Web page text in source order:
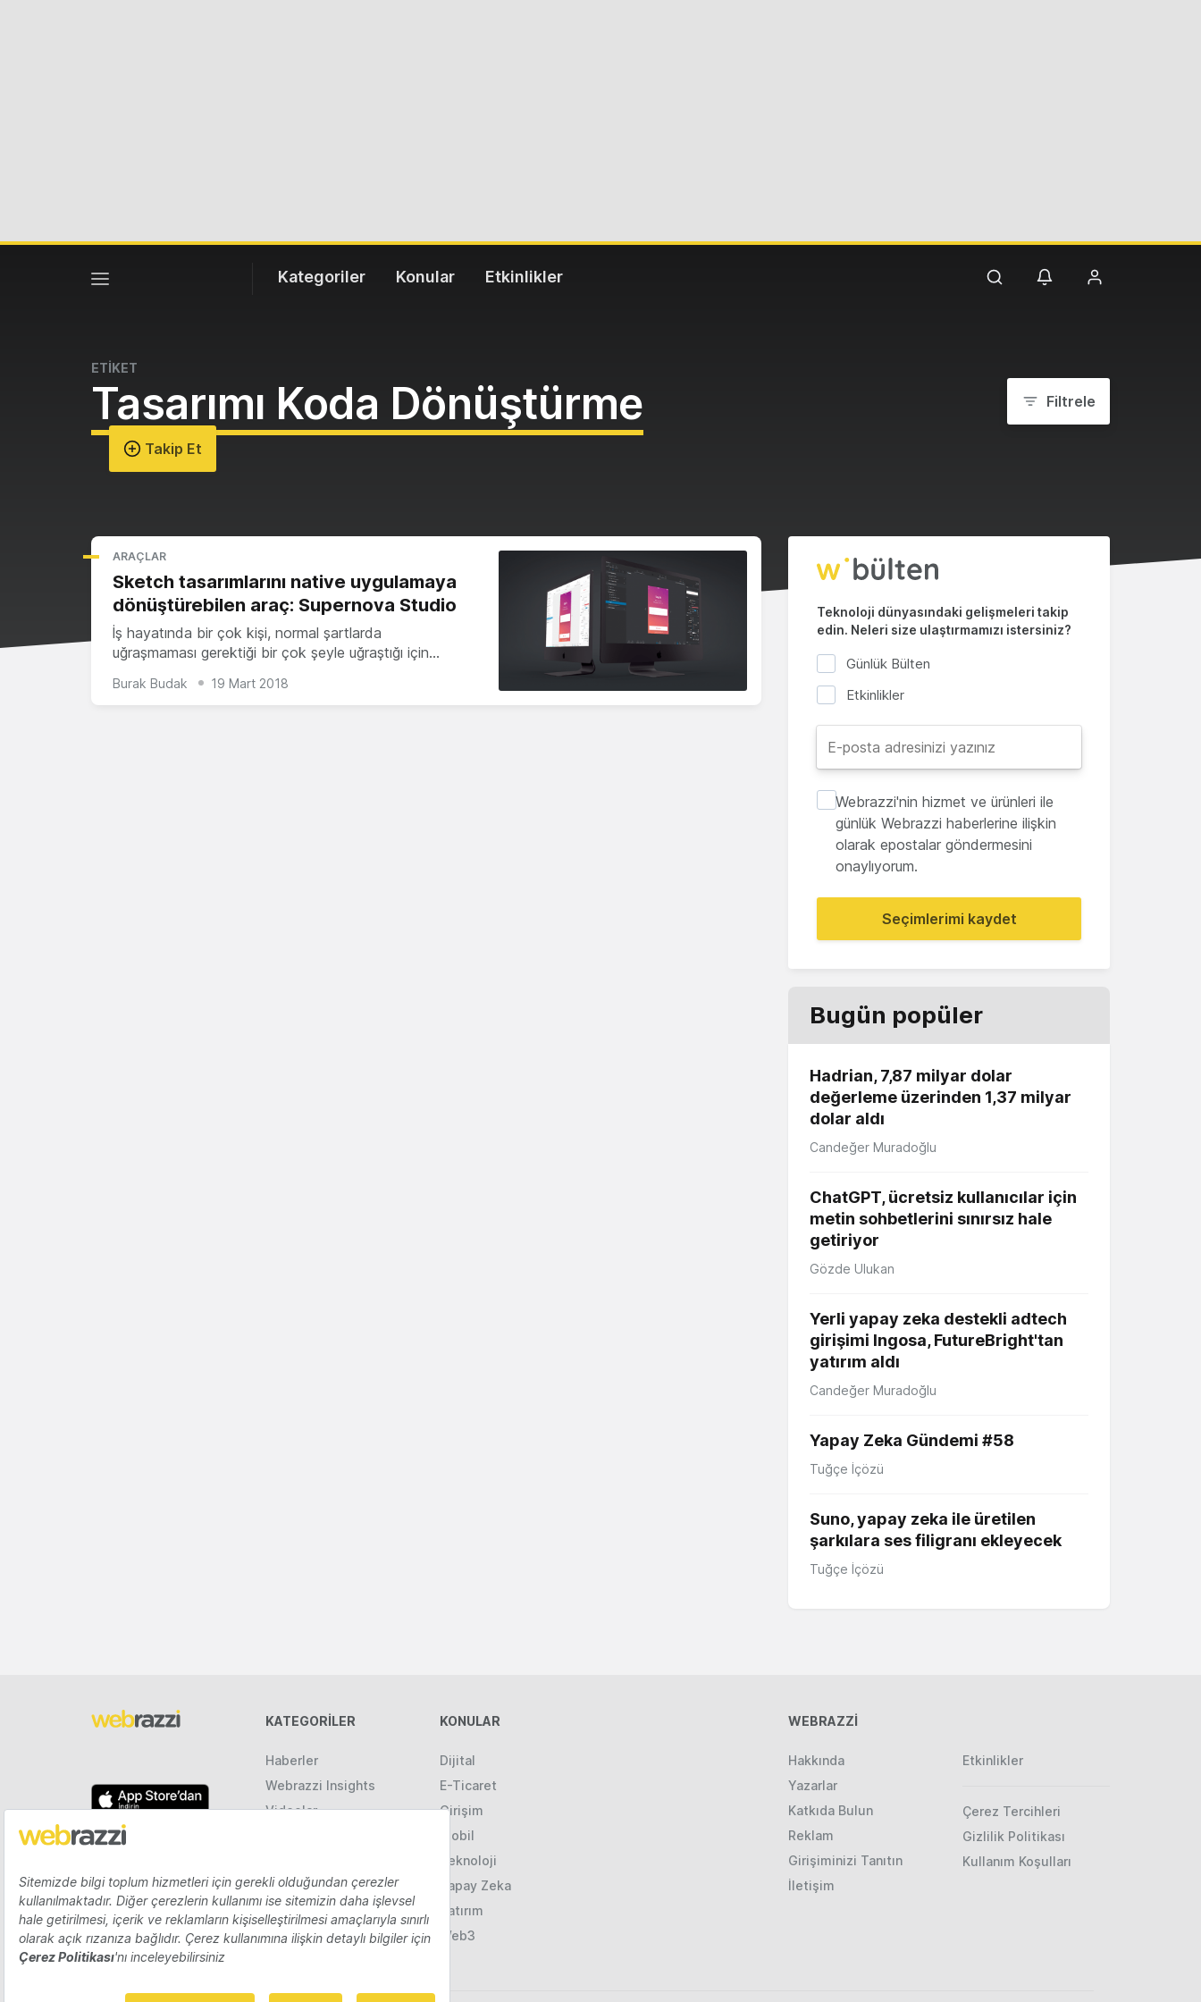
Kategoriler Konular Etkinlikler
ETİKET
Tasarımı Koda Dönüştürme
Takip Et
Filtrele
ARAÇLAR
Sketch tasarımlarını native uygulamaya
dönüştürebilen araç: Supernova Studio
İş hayatında bir çok kişi, normal şartlarda
uğraşmaması gerektiği bir çok şeyle uğraştığı için…
Burak Budak 19 Mart 2018
Teknoloji dünyasındaki gelişmeleri takip
edin. Neleri size ulaştırmamızı istersiniz?
Günlük Bülten
Etkinlikler
Webrazzi'nin hizmet ve ürünleri ile
günlük Webrazzi haberlerine ilişkin
olarak epostalar göndermesini
onaylıyorum.
Seçimlerimi kaydet
Bugün popüler
Hadrian, 7,87 milyar dolar
değerleme üzerinden 1,37 milyar
dolar aldı
Candeğer Muradoğlu
ChatGPT, ücretsiz kullanıcılar için
metin sohbetlerini sınırsız hale
getiriyor
Gözde Ulukan
Yerli yapay zeka destekli adtech
girişimi Ingosa, FutureBright'tan
yatırım aldı
Candeğer Muradoğlu
Yapay Zeka Gündemi #58
Tuğçe İçözü
Suno, yapay zeka ile üretilen
şarkılara ses filigranı ekleyecek
Tuğçe İçözü
KATEGORILER
Haberler
Webrazzi Insights
Videolar
KONULAR
Dijital
E-Ticaret
Girişim
Mobil
Teknoloji
Yapay Zeka
Yatırım
Web3
WEBRAZZİ
Hakkında
Yazarlar
Katkıda Bulun
Reklam
Girişiminizi Tanıtın
İletişim
Etkinlikler
Çerez Tercihleri
Gizlilik Politikası
Kullanım Koşulları